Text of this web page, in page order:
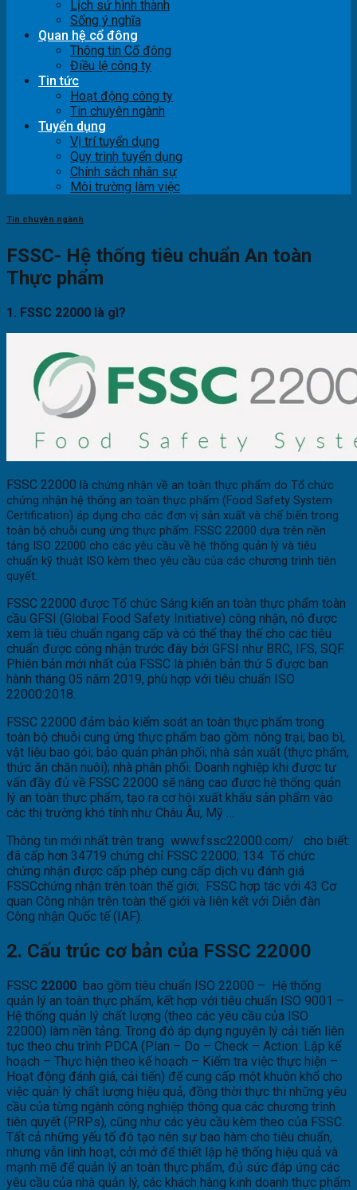
Lịch sử hình thành
Sống ý nghĩa
Quan hệ cổ đông
Thông tin Cổ đông
Điều lệ công ty
Tin tức
Hoạt động công ty
Tin chuyên ngành
Tuyển dụng
Vị trí tuyển dụng
Quy trình tuyển dụng
Chính sách nhân sự
Môi trường làm việc
Tin chuyên ngành
FSSC- Hệ thống tiêu chuẩn An toàn
Thực phẩm
1. FSSC 22000 là gì?
FSSC 22000 là chứng nhận về an toàn thực phẩm do Tổ chức
chứng nhận hệ thống an toàn thực phẩm (Food Safety System
Certification) áp dụng cho các đơn vị sản xuất và chế biến trong
toàn bộ chuỗi cung ứng thực phẩm. FSSC 22000 dựa trên nền
tảng ISO 22000 cho các yêu cầu về hệ thống quản lý và tiêu
chuẩn kỹ thuật ISO kèm theo yêu cầu của các chương trình tiên
quyết.
FSSC 22000 được Tổ chức Sáng kiến an toàn thực phẩm toàn
cầu GFSI (Global Food Safety Initiative) công nhận, nó được
xem là tiêu chuẩn ngang cấp và có thể thay thế cho các tiêu
chuẩn được công nhận trước đây bởi GFSI như BRC, IFS, SQF.
Phiên bản mới nhất của FSSC là phiên bản thứ 5 được ban
hành tháng 05 năm 2019, phù hợp với tiêu chuẩn ISO
22000:2018.
FSSC 22000 đảm bảo kiểm soát an toàn thực phẩm trong
toàn bộ chuỗi cung ứng thực phẩm bao gồm: nông trại; bao bì,
vật liệu bao gói; bảo quản phân phối; nhà sản xuất (thực phẩm,
thức ăn chăn nuôi); nhà phân phối. Doanh nghiệp khi được tư
vấn đầy đủ về FSSC 22000 sẽ nâng cao được hệ thống quản
lý an toàn thực phẩm, tạo ra cơ hội xuất khẩu sản phẩm vào
các thị trường khó tính như Châu Âu, Mỹ …
Thông tin mới nhất trên trang www.fssc22000.com/ cho biết:
đã cấp hơn 34719 chứng chỉ FSSC 22000; 134 Tổ chức
chứng nhận được cấp phép cung cấp dịch vụ đánh giá
FSSCchứng nhận trên toàn thế giới; FSSC hợp tác với 43 Cơ
quan Công nhận trên toàn thế giới và liên kết với Diễn đàn
Công nhận Quốc tế (IAF).
2. Cấu trúc cơ bản của FSSC 22000
FSSC 22000 bao gồm tiêu chuẩn ISO 22000 – Hệ thống
quản lý an toàn thực phẩm, kết hợp với tiêu chuẩn ISO 9001 –
Hệ thống quản lý chất lượng (theo các yêu cầu của ISO
22000) làm nền tảng. Trong đó áp dụng nguyên lý cải tiến liên
tục theo chu trình PDCA (Plan – Do – Check – Action: Lập kế
hoạch – Thực hiện theo kế hoạch – Kiểm tra việc thực hiện –
Hoạt động đánh giá, cải tiến) để cung cấp một khuôn khổ cho
việc quản lý chất lượng hiệu quả, đồng thời thực thi những yêu
cầu của từng ngành công nghiệp thông qua các chương trình
tiên quyết (PRPs), cũng như các yêu cầu kèm theo của FSSC.
Tất cả những yếu tố đó tạo nên sự bao hàm cho tiêu chuẩn,
nhưng vẫn linh hoạt, cởi mở để thiết lập hệ thống hiệu quả và
mạnh mẽ để quản lý an toàn thực phẩm, đủ sức đáp ứng các
yêu cầu của nhà quản lý, các khách hàng kinh doanh thực phẩm